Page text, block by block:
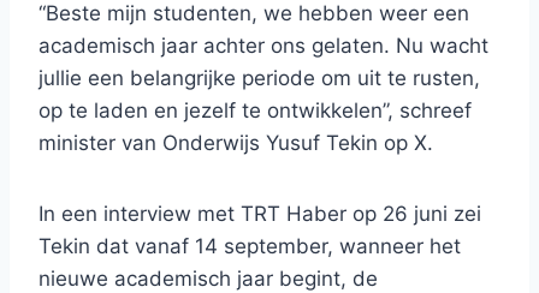
“Beste mijn studenten, we hebben weer een
academisch jaar achter ons gelaten. Nu wacht
jullie een belangrijke periode om uit te rusten,
op te laden en jezelf te ontwikkelen”, schreef
minister van Onderwijs Yusuf Tekin op X.
In een interview met TRT Haber op 26 juni zei
Tekin dat vanaf 14 september, wanneer het
nieuwe academisch jaar begint, de